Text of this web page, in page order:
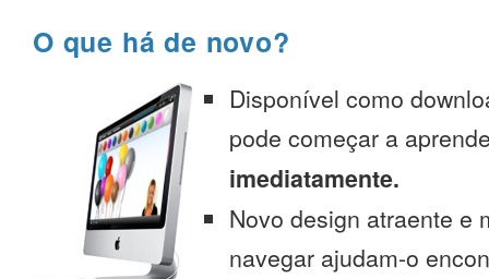
O que há de novo?
Disponível como
pode começar a
imediatamente.
Novo design atraente e
navegar ajudam-o